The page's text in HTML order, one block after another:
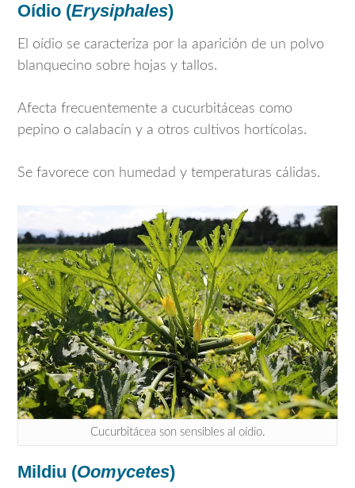
Oídio (Erysiphales)
El oídio se caracteriza por la aparición de un polvo
blanquecino sobre hojas y tallos.
Afecta frecuentemente a cucurbitáceas como
pepino o calabacín y a otros cultivos hortícolas.
Se favorece con humedad y temperaturas cálidas.
Cucurbitácea son sensibles al oídio.
Mildiu (Oomycetes)